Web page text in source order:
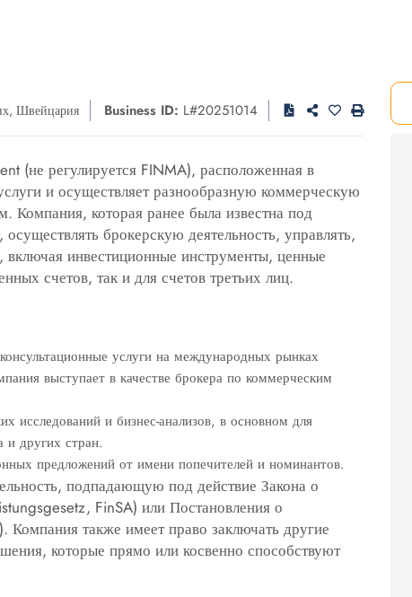
, Швейцария Business ID: L#20251014
(не регулируется FINMA), расположенная в
и осуществляет разнообразную коммерческую
. Компания, которая ранее была известна под
брокерскую деятельность, управлять,
включая инвестиционные инструменты, ценные
счетов, так и для счетов третьих лиц.
услуги на международных рынках
выступает в качестве брокера по коммерческим
исследований и бизнес-анализов, в основном для
и других стран.
предложений от имени попечителей и номинантов.
подпадающую под действие Закона о
FinSA) или Постановления о
. Компания также имеет право заключать другие
которые прямо или косвенно способствуют